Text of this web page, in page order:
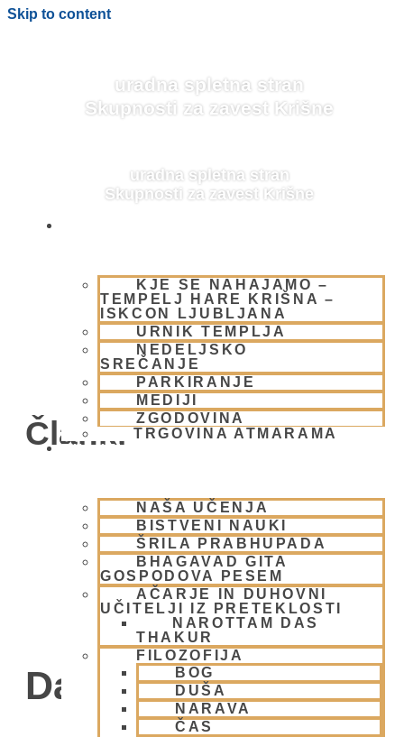
Skip to content
uradna spletna stran
Skupnosti za zavest Krišne
uradna spletna stran
Skupnosti za zavest Krišne
KJE SE NAHAJAMO –
TEMPELJ HARE KRIŠNA –
ISKCON LJUBLJANA
URNIK TEMPLJA
NEDELJSKO
SREČANJE
PARKIRANJE
MEDIJI
ZGODOVINA
TRGOVINA ATMARAMA
BHAKTI JOGA
NAŠA UČENJA
BISTVENI NAUKI
ŠRILA PRABHUPADA
BHAGAVAD GITA
GOSPODOVA PESEM
AČARJE IN DUHOVNI
UČITELJI IZ PRETEKLOSTI
NAROTTAM DAS
THAKUR
FILOZOFIJA
BOG
DUŠA
NARAVA
ČAS
BLOG
Članki
Day: 3 julija, 2008